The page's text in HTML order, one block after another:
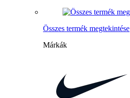
Összes termék megtekintése
Márkák